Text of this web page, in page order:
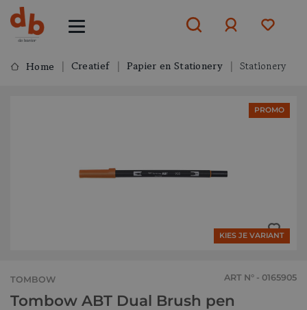
Home Creatief Papier en Stationery Stationery
PROMO
KIES JE VARIANT
TOMBOW ART N° - 0165905
Tombow ABT Dual Brush pen